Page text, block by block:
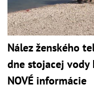
Nález ženského
dne stojacej vody
NOVÉ informácie